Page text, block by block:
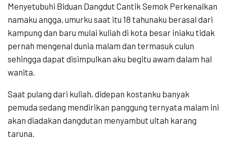
Menyetubuhi Biduan Dangdut Cantik Semok Perkenalkan
namaku angga, umurku saat itu 18 tahunaku berasal dari
kampung dan baru mulai kuliah di kota besar iniaku tidak
pernah mengenal dunia malam dan termasuk culun
sehingga dapat disimpulkan aku begitu awam dalam hal
wanita.
Saat pulang dari kuliah, didepan kostanku banyak
pemuda sedang mendirikan panggung ternyata malam ini
akan diadakan dangdutan menyambut ultah karang
taruna.